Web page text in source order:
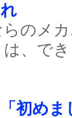
のメ
、で
初め